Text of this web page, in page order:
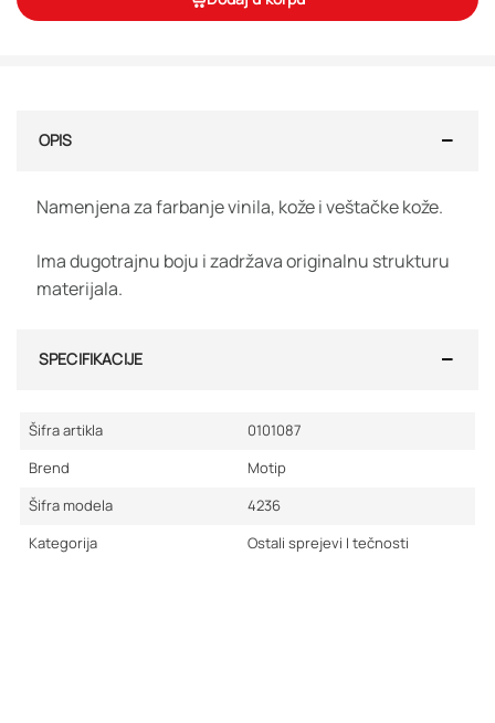
OPIS
Namenjena za farbanje vinila, kože i veštačke kože.
Ima dugotrajnu boju i zadržava originalnu strukturu
materijala.
SPECIFIKACIJE
Šifra artikla
0101087
Brend
Motip
Šifra modela
4236
Kategorija
Ostali sprejevi I tečnosti